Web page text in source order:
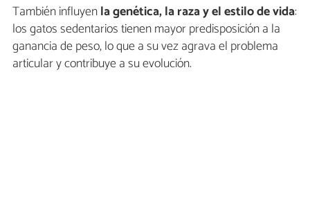
También influyenla genética, la raza y el estilo de vida:
los gatos sedentarios tienen mayor predisposición a la
ganancia de peso, lo que a su vez agrava el problema
articular y contribuye a su evolución.